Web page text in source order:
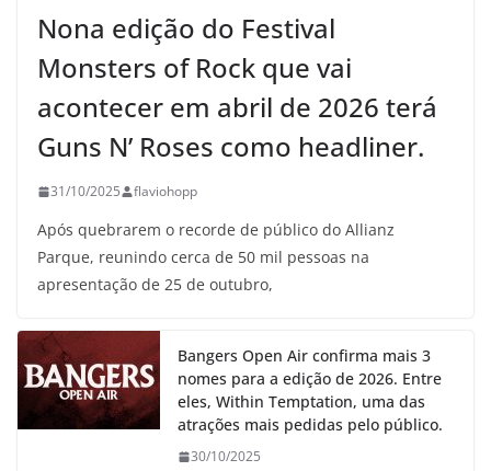
Nona edição do Festival
Monsters of Rock que vai
acontecer em abril de 2026 terá
Guns N’ Roses como headliner.
31/10/2025 flaviohopp
Após quebrarem o recorde de público do Allianz
Parque, reunindo cerca de 50 mil pessoas na
apresentação de 25 de outubro,
Bangers Open Air confirma mais 3
nomes para a edição de 2026. Entre
eles, Within Temptation, uma das
atrações mais pedidas pelo público.
30/10/2025